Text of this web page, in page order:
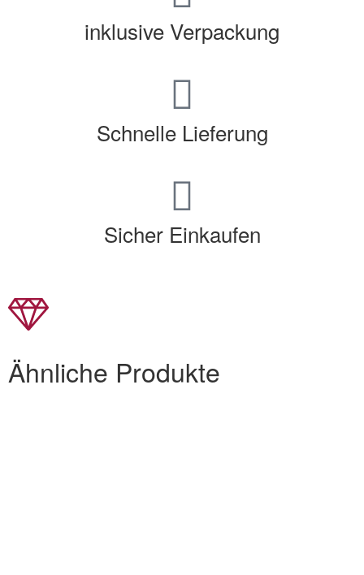
inklusive Verpackung
Schnelle Lieferung
Sicher Einkaufen
Ähnliche Produkte